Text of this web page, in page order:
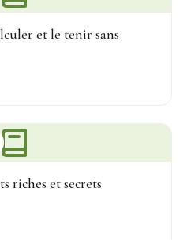
et le tenir sans
riches et secrets